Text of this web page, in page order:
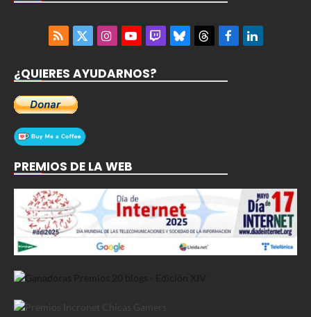
RSS
X
InstagramYouTubeTwitchBlueskyThreadsFacebookLinkedIn
¿QUIERES AYUDARNOS?
PREMIOS DE LA WEB